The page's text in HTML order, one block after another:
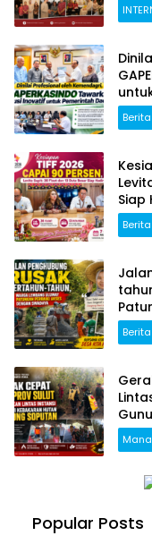
Berita
Siap
Berita
Berita
Popular Posts